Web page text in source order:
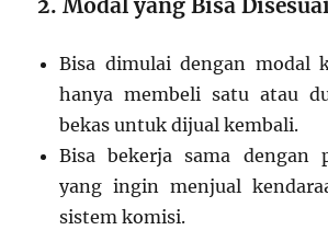
2. Modal yang Bisa
Bisa dimulai dengan modal
hanya membeli satu atau
bekas untuk dijual kembali.
Bisa bekerja sama dengan
yang ingin menjual
sistem komisi.